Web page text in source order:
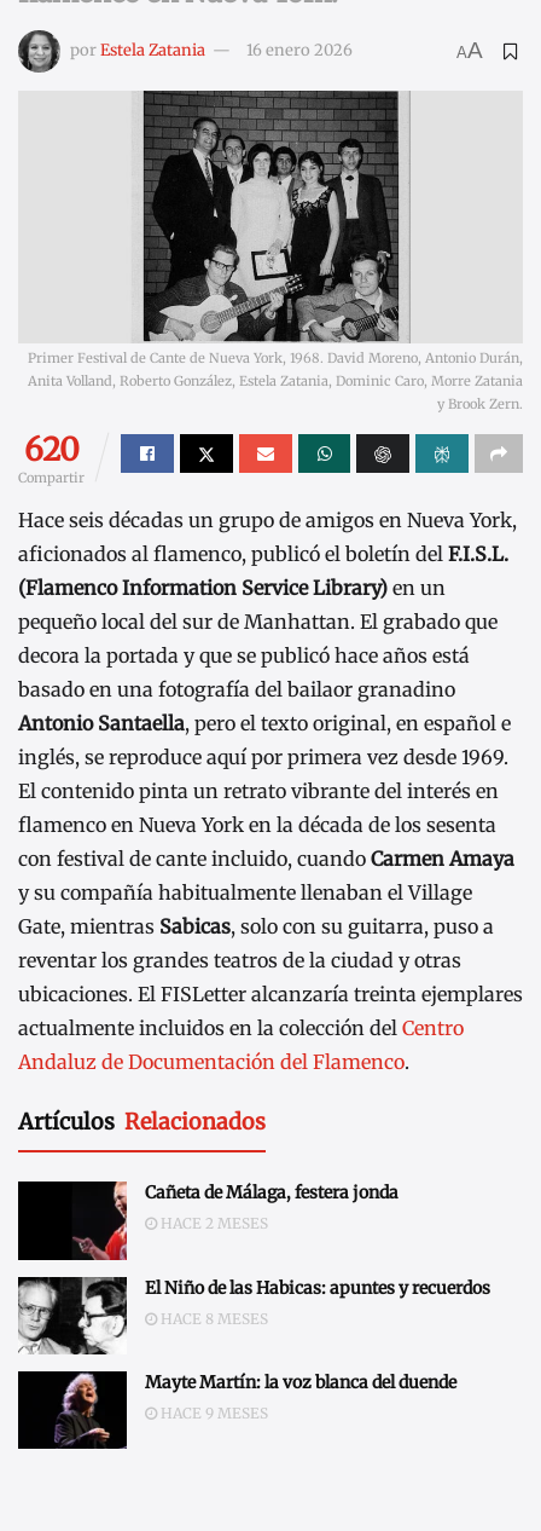
porEstela Zatania 16 enero 2026 AA
Primer Festival de Cante de Nueva York, 1968. David Moreno, Antonio Durán,
Anita Volland, Roberto González, Estela Zatania, Dominic Caro, Morre Zatania
y Brook Zern.
620
Compartir
Hace seis décadas un grupo de amigos en Nueva York,
aficionados al flamenco, publicó el boletín del F.I.S.L.
(Flamenco Information Service Library) en un
pequeño local del sur de Manhattan. El grabado que
decora la portada y que se publicó hace años está
basado en una fotografía del bailaor granadino
Antonio Santaella, pero el texto original, en español e
inglés, se reproduce aquí por primera vez desde 1969.
El contenido pinta un retrato vibrante del interés en
flamenco en Nueva York en la década de los sesenta
con festival de cante incluido, cuando Carmen Amaya
y su compañía habitualmente llenaban el Village
Gate, mientras Sabicas, solo con su guitarra, puso a
reventar los grandes teatros de la ciudad y otras
ubicaciones. El FISLetter alcanzaría treinta ejemplares
actualmente incluidos en la colección del Centro
Andaluz de Documentación del Flamenco.
Artículos Relacionados
Cañeta de Málaga, festera jonda
HACE 2 MESES
El Niño de las Habicas: apuntes y recuerdos
HACE 8 MESES
Mayte Martín: la voz blanca del duende
HACE 9 MESES